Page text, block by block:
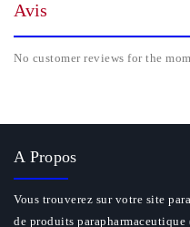
Avis
No customer reviews for the
A Propos
Vous trouverez sur votre site
de produits parapharmaceutique